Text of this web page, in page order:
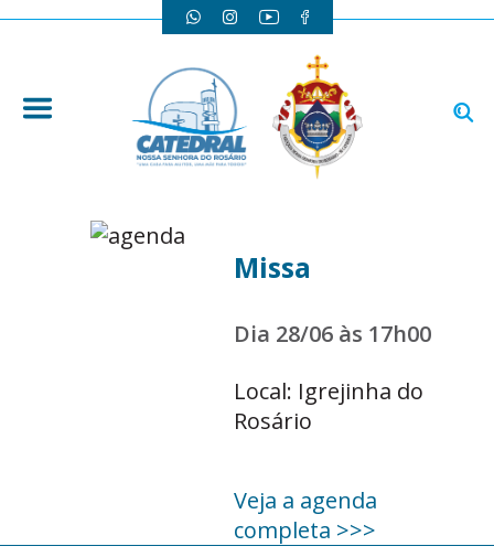
Missa
Dia 28/06 às 17h00
Local: Igrejinha do
Rosário
Veja a agenda
completa >>>